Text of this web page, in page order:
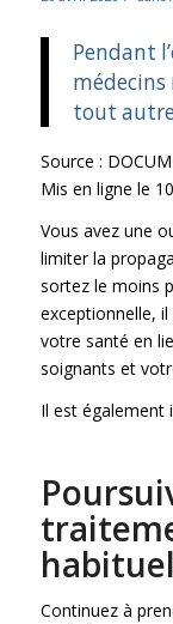
Pendant
tout
Source :
Mis en ligne le
Vous avez une
limiter la
sortez le moins
exceptionnelle,
votre santé en
soignants et
Il est également
Continuez à